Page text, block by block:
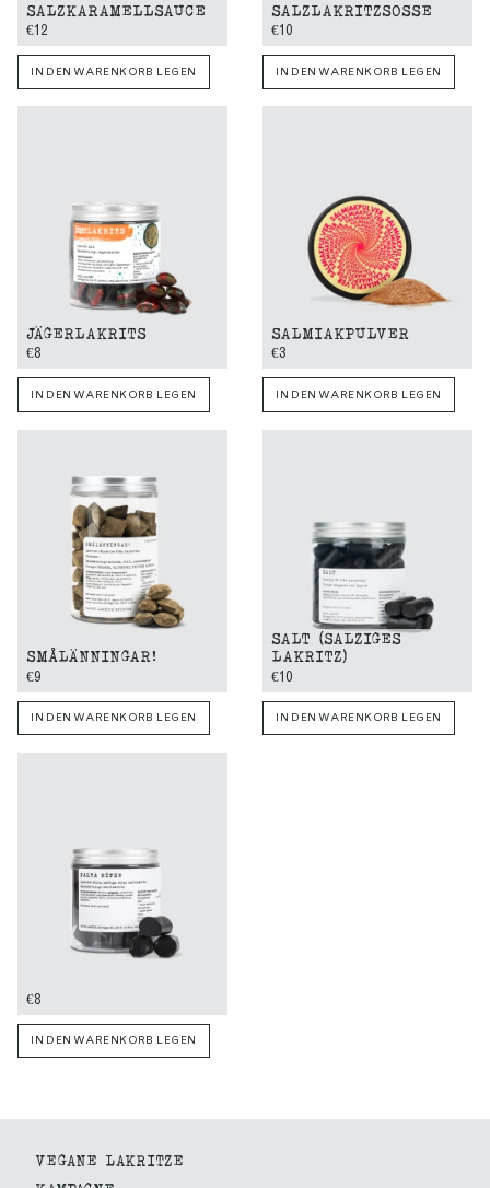
SALZKARAMELLSAUCE
€12
IN DEN WARENKORB LEGEN
SALZLAKRITZSOSSE
€10
IN DEN WARENKORB LEGEN
JÄGERLAKRITS
€8
IN DEN WARENKORB LEGEN
SALMIAKPULVER
€3
IN DEN WARENKORB LEGEN
SMÅLÄNNINGAR!
€9
IN DEN WARENKORB LEGEN
SALT (SALZIGES
LAKRITZ)
€10
IN DEN WARENKORB LEGEN
€8
IN DEN WARENKORB LEGEN
VEGANE LAKRITZE